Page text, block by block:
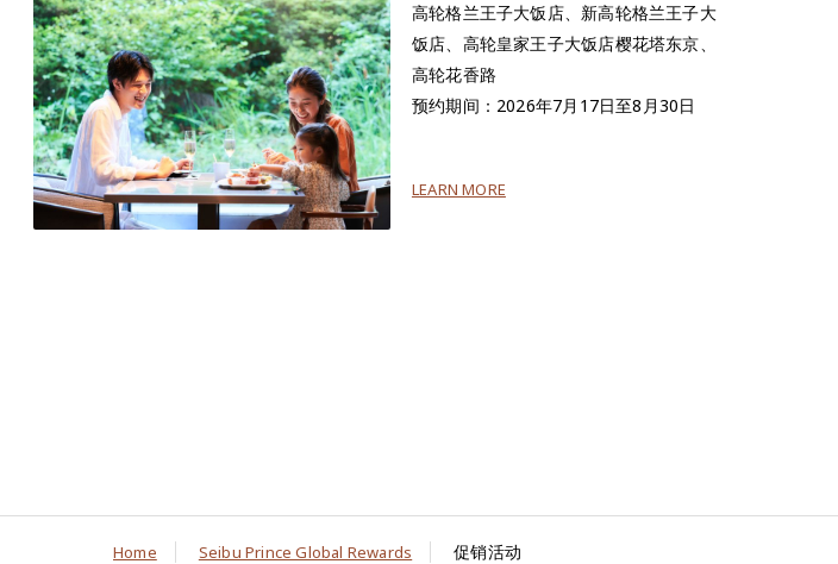
高轮格兰王子大饭店、新高轮格兰王子大
饭店、高轮皇家王子大饭店樱花塔东京、
高轮花香路
预约期间：2026年7月17日至8月30日
LEARN MORE
Home Seibu Prince Global Rewards 促销活动